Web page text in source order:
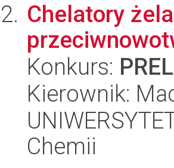
Chelatory
Konkurs:
Kierownik:
Chemii